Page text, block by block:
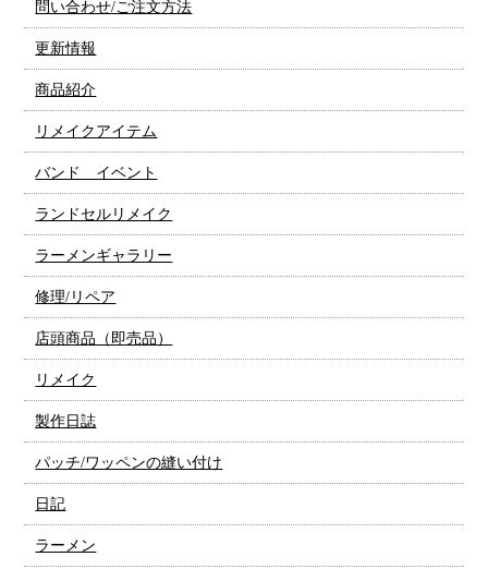
問い合わせ/ご注文方法
更新情報
商品紹介
リメイクアイテム
バンド イベント
ランドセルリメイク
ラーメンギャラリー
修理/リペア
店頭商品（即売品）
リメイク
製作日誌
パッチ/ワッペンの縫い付け
日記
ラーメン